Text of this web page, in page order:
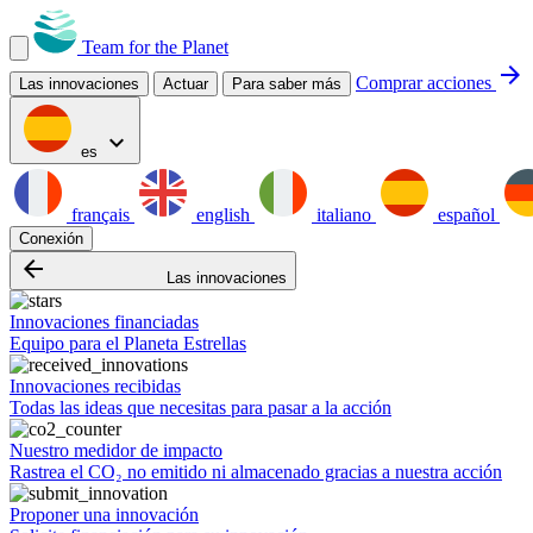
Team for the Planet
Las innovaciones Actuar Para saber más Comprar acciones arrow_forward
es expand_more
français english italiano español
Conexión
arrow_backward Las innovaciones
Innovaciones financiadas
Equipo para el Planeta Estrellas
Innovaciones recibidas
Todas las ideas que necesitas para pasar a la acción
Nuestro medidor de impacto
Rastrea el CO₂ no emitido ni almacenado gracias a nuestra acción
Proponer una innovación